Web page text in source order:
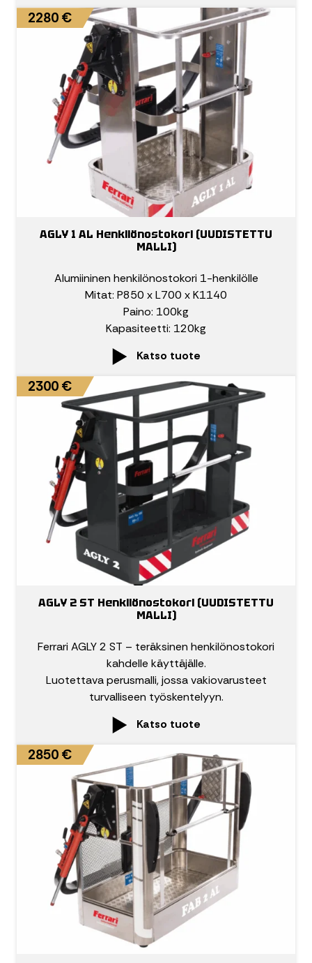
2280 €
AGLY 1 AL Henkilönostokori (UUDISTETTU
MALLI)
Alumiininen henkilönostokori 1-henkilölle
Mitat: P850 x L700 x K1140
Paino: 100kg
Kapasiteetti: 120kg
Katso tuote
2300 €
AGLY 2 ST Henkilönostokori (UUDISTETTU
MALLI)
Ferrari AGLY 2 ST – teräksinen henkilönostokori
kahdelle käyttäjälle.
Luotettava perusmalli, jossa vakiovarusteet
turvalliseen työskentelyyn.
Katso tuote
2850 €